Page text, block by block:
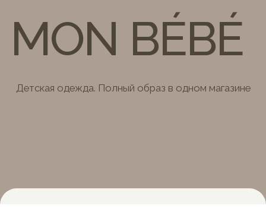
Детская одежда. Полный образ в одном магазине